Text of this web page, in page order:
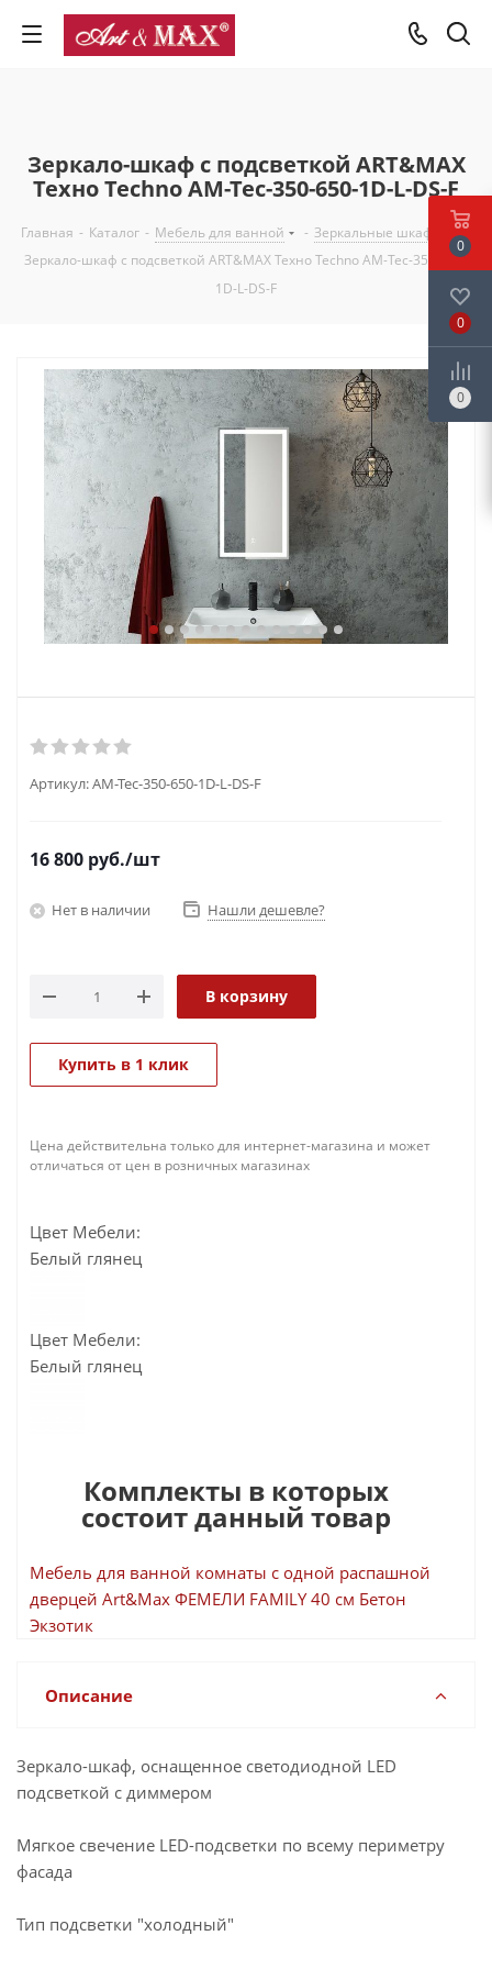
Зеркало-шкаф с подсветкой ART&MAX
Техно Techno AM-Tec-350-650-1D-L-DS-F
Главная - Каталог - Мебель для ванной - Зеркальные шкафы
-
Зеркало-шкаф с подсветкой ART&MAX Техно Techno AM-Tec-350-650-
1D-L-DS-F
Артикул:AM-Tec-350-650-1D-L-DS-F
16 800 руб./шт
Нет в наличии Нашли дешевле?
В корзину
Купить в 1 клик
Цена действительна только для интернет-магазина и может
отличаться от цен в розничных магазинах
Цвет Мебели:
Белый глянец
Цвет Мебели:
Белый глянец
Комплекты в которых
состоит данный товар
Мебель для ванной комнаты с одной распашной
дверцей Art&Max ФЕМЕЛИ FAMILY 40 см Бетон
Экзотик
Описание
Зеркало-шкаф, оснащенное светодиодной LED
подсветкой с диммером
Мягкое свечение LED-подсветки по всему периметру
фасада
Тип подсветки "холодный"
0
0
0